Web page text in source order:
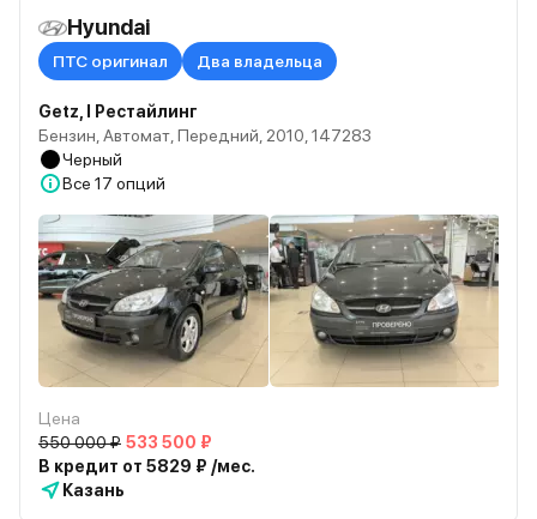
Hyundai
ПТС оригинал Два владельца
Getz, I Рестайлинг
Бензин, Автомат, Передний, 2010, 147283
Черный
Все 17 опций
Цена
550 000 ₽ 533 500 ₽
В кредит от 5829 ₽ /мес.
Казань